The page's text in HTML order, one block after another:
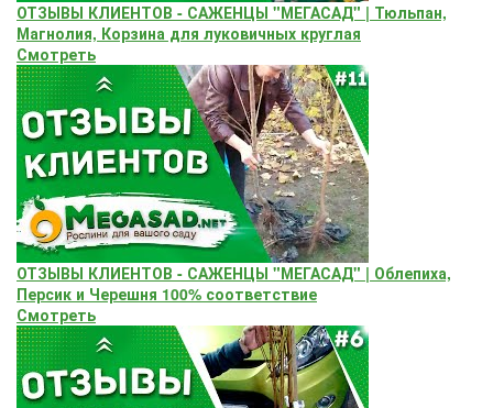
ОТЗЫВЫ КЛИЕНТОВ - САЖЕНЦЫ "МЕГАСАД" | Тюльпан,
Магнолия, Корзина для луковичных круглая
Смотреть
ОТЗЫВЫ КЛИЕНТОВ - САЖЕНЦЫ "МЕГАСАД" | Облепиха,
Персик и Черешня 100% соответствие
Смотреть